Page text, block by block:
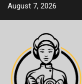
SkipAugust 7, 2026